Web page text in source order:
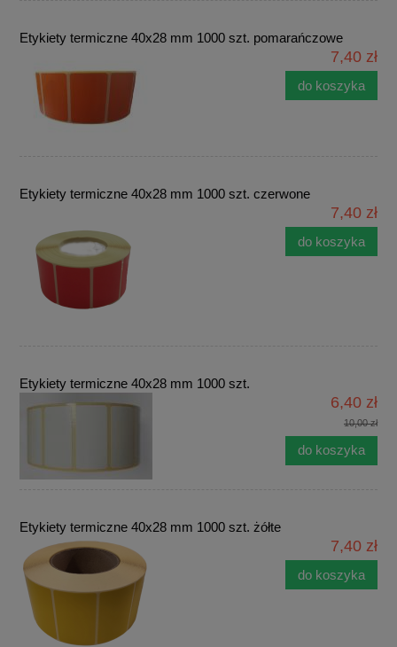
Etykiety termiczne 40x28 mm 1000 szt. pomarańczowe
7,40 zł
do koszyka
Etykiety termiczne 40x28 mm 1000 szt. czerwone
7,40 zł
do koszyka
Etykiety termiczne 40x28 mm 1000 szt.
6,40 zł
10,00 zł
do koszyka
Etykiety termiczne 40x28 mm 1000 szt. żółte
7,40 zł
do koszyka